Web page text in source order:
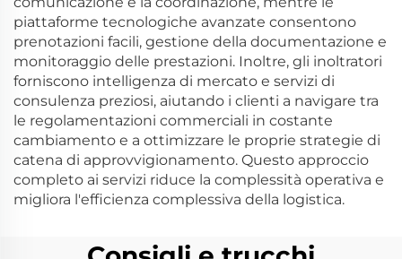
piattaforme tecnologiche avanzate consentono
prenotazioni facili, gestione della documentazione e
monitoraggio delle prestazioni. Inoltre, gli inoltratori
forniscono intelligenza di mercato e servizi di
consulenza preziosi, aiutando i clienti a navigare tra
le regolamentazioni commerciali in costante
cambiamento e a ottimizzare le proprie strategie di
catena di approvvigionamento. Questo approccio
completo ai servizi riduce la complessità operativa e
migliora l'efficienza complessiva della logistica.